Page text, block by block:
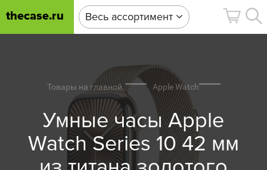
thecase.ru Весь ассортимент
Товары на главной Apple Watch
Умные часы Apple
Watch Series 10 42 мм